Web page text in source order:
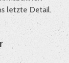
letzte Detail.